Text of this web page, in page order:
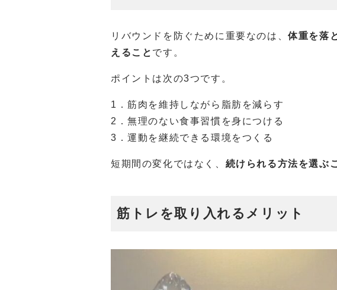
リバウンドを防ぐために重要なのは、体重を落
えること です。
ポイントは次の3つです。
1．筋肉を維持しながら脂肪を減らす
2．無理のない食事習慣を身につける
3．運動を継続できる環境をつくる
短期間の変化ではなく、 続けられる方法を選ぶ
筋トレを取り入れるメリット